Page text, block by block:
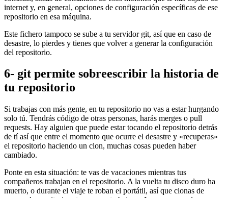
internet y, en general, opciones de configuración específicas de ese
repositorio en esa máquina.
Este fichero tampoco se sube a tu servidor git, así que en caso de
desastre, lo pierdes y tienes que volver a generar la configuración
del repositorio.
6- git permite sobreescribir la historia de
tu repositorio
Si trabajas con más gente, en tu repositorio no vas a estar hurgando
solo tú. Tendrás código de otras personas, harás merges o pull
requests. Hay alguien que puede estar tocando el repositorio detrás
de tí así que entre el momento que ocurre el desastre y «recuperas»
el repositorio haciendo un clon, muchas cosas pueden haber
cambiado.
Ponte en esta situación: te vas de vacaciones mientras tus
compañeros trabajan en el repositorio. A la vuelta tu disco duro ha
muerto, o durante el viaje te roban el portátil, así que clonas de